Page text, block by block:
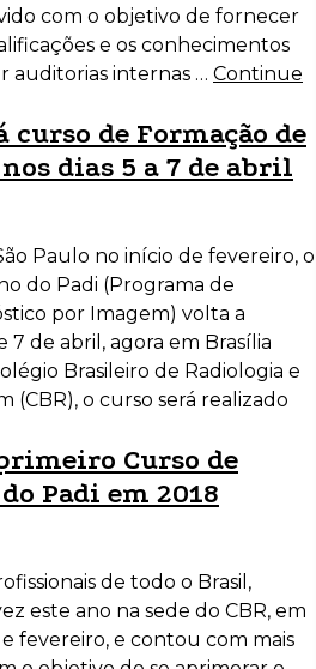
com o objetivo de fornecer
e os conhecimentos
auditorias internas … Continue
de Formação de
dias 5 a 7 de abril
Paulo no início de fevereiro, o
do Padi (Programa de
por Imagem) volta a
7 de abril, agora em Brasília
Brasileiro de Radiologia e
(CBR), o curso será realizado
Curso de
Padi em 2018
de todo o Brasil,
este ano na sede do CBR, em
fevereiro, e contou com mais